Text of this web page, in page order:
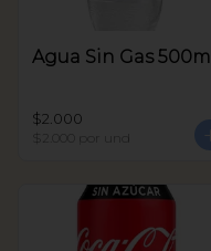
Agua Sin Gas 500ml
$2.000
$2.000 por und